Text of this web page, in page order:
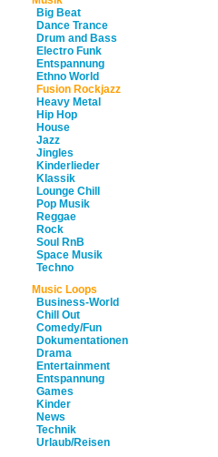
Big Beat
Dance Trance
Drum and Bass
Electro Funk
Entspannung
Ethno World
Fusion Rockjazz
Heavy Metal
Hip Hop
House
Jazz
Jingles
Kinderlieder
Klassik
Lounge Chill
Pop Musik
Reggae
Rock
Soul RnB
Space Musik
Techno
Music Loops
Business-World
Chill Out
Comedy/Fun
Dokumentationen
Drama
Entertainment
Entspannung
Games
Kinder
News
Technik
Urlaub/Reisen